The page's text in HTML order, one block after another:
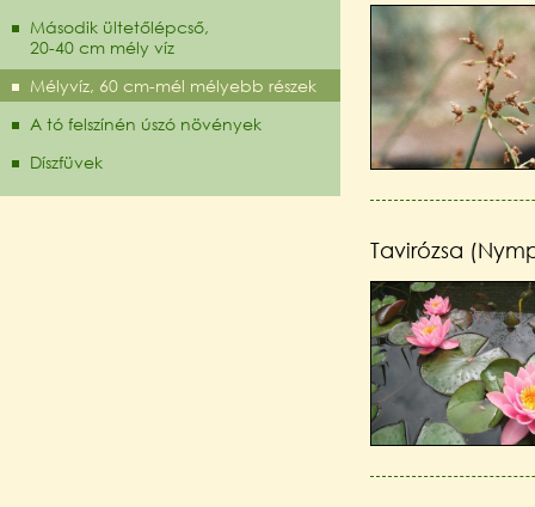
Második ültetőlépcső,
20-40 cm mély víz
Mélyvíz, 60 cm-mél mélyebb részek
A tó felszínén úszó növények
Díszfüvek
Tavirózsa